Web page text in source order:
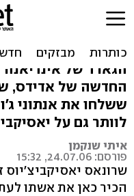
הצצה
הגארד של
החדשה של אדידס,
ששלחו את אנתוני
לוותר גם על
איתי שנקמן
פורסם: 24.07.06, 15:32
שרונאס
הכיר כאן את אשתו